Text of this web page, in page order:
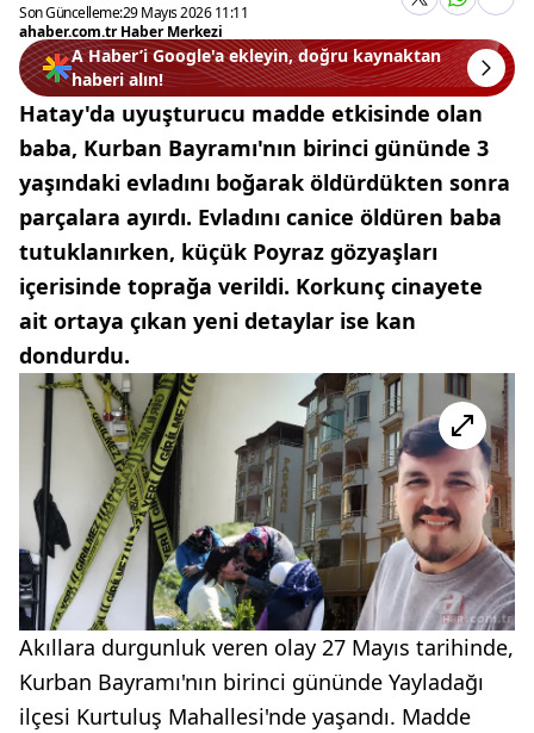
Son Güncelleme:29 Mayıs 2026 11:11
ahaber.com.tr Haber Merkezi
A Haber’i Google'a ekleyin, doğru kaynaktan
haberi alın!
Hatay'da uyuşturucu madde etkisinde olan
baba, Kurban Bayramı'nın birinci gününde 3
yaşındaki evladını boğarak öldürdükten sonra
parçalara ayırdı. Evladını canice öldüren baba
tutuklanırken, küçük Poyraz gözyaşları
içerisinde toprağa verildi. Korkunç cinayete
ait ortaya çıkan yeni detaylar ise kan
dondurdu.
Akıllara durgunluk veren olay 27 Mayıs tarihinde,
Kurban Bayramı'nın birinci gününde Yayladağı
ilçesi Kurtuluş Mahallesi'nde yaşandı. Madde